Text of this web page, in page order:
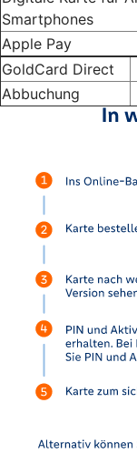
Smartphones
Apple Pay
GoldCard Direct
Abbuchung